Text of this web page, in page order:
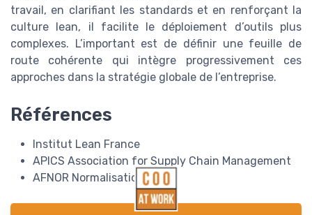
travail, en clarifiant les standards et en renforçant la
culture lean, il facilite le déploiement d’outils plus
complexes. L’important est de définir une feuille de
route cohérente qui intègre progressivement ces
approches dans la stratégie globale de l’entreprise.
Références
Institut Lean France
APICS Association for Supply Chain Management
AFNOR Normalisation